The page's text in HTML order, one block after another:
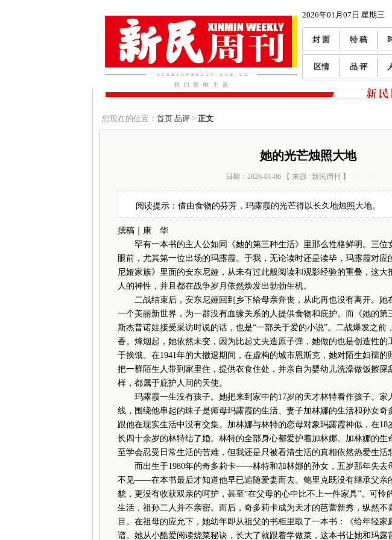
2026年01月07日 星期三
封 面 特 稿
区情 品 评
您现在的位置： 首页 品评> 正文
她的光芒烛照大地
日期：2026-01-06 【 来源 : 新民周刊 】
阅读提示：借由食物的芬芳，玛露霞的光芒得以长久地烛照大地。
撰稿｜康 华
罕有一本书的主人公如同《她的第三种生活》里那么性格鲜明。三位
眼前，尤其第一位出场的玛露霞。于我，无论读时还是读毕，玛露霞对应
尼娅家族》里面的安东尼娅，从未有过此般阅读和观影经验的重叠，这大
人的神性，并且都在战争岁月依然焕发出勃勃生机。
二战结束后，安东尼娅回到乡下给母亲奔丧，从此再也没有离开。她
一个美丽新世界，为一群没有血缘关系的人提供食物和庇护。而《她的第
斯杰普诺娃接受采访时说的话，也是“一部关于爱的小说”。二战爆发之前
香。烽烟起，她依然未变，因为比起丈夫造原子弹，她做的也是创造性的
于挨饿。在1941年的大撤退期间，在虚构的城市恩斯克，她对陌生妇孺
把一群陌生人带到家里住，提供衣食住处，并亲自为婴幼儿洗澡做饭擦屎
样，都属于庇护人间的天使。
玛露霞一生没有孩子。她把来到家中的17岁的天才林特看作孩子。家
线，围绕他串起的珠子是师母玛露霞的生活、妻子加林娜的生活和孙女奇
跟他在现实生活中没有交集。加林娜与林特的恋母对象玛露霞神似，在18
长四十余岁的林特结了婚。林特的全部身心都爱护着加林娜。加林娜的生
至学会忍受日常生活的苦难，但我还是只被看清生活的真相依然热爱生活
而出生于1980年的奇多莉卡——林特和加林娜的孙女，五岁那年失去
不见——在本书最后才知道他早已追随爱妻而去。鲍里克既没有继承父亲
貌，更没有收获双亲的呵护，甚至“在父母的心中比不上一件家具”。可怜
生活，祖孙二人并不亲密。而后，奇多莉卡成为天才的芭蕾新秀，纵然不
目。在祖母的应允下，她幼年即从祖父的书柜里取了一本书：《给年轻
谱。她从小酷爱阅读烧菜秘诀，长大了就跟着学做菜，这本书让她和玛露